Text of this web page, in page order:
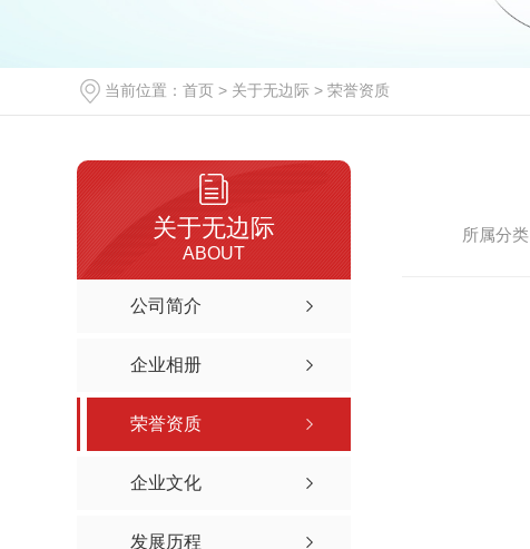
当前位置： 首页 > 关于无边际 > 荣誉资质
关于无边际
ABOUT
公司简介
企业相册
荣誉资质
企业文化
发展历程
所属分